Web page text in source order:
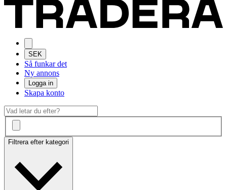
SEK
Så funkar det
Ny annons
Logga in
Skapa konto
Filtrera efter kategori